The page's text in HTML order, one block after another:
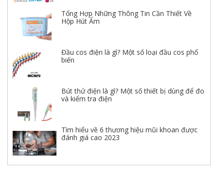
Tổng Hợp Những Thông Tin Cần Thiết Về
Hộp Hút Ẩm
Đầu cos điện là gì? Một số loại đầu cos phổ
biến
Bút thử điện là gì? Một số thiết bị dùng để đo
và kiểm tra điện
Tìm hiểu về 6 thương hiệu mũi khoan được
đánh giá cao 2023